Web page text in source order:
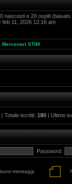
nascosti e 20 ospiti (basato
feb 11, 2026 12:16 am
Mercenari STIM
| Totale iscritti: 180 | Ultimo
Password:
messaggi